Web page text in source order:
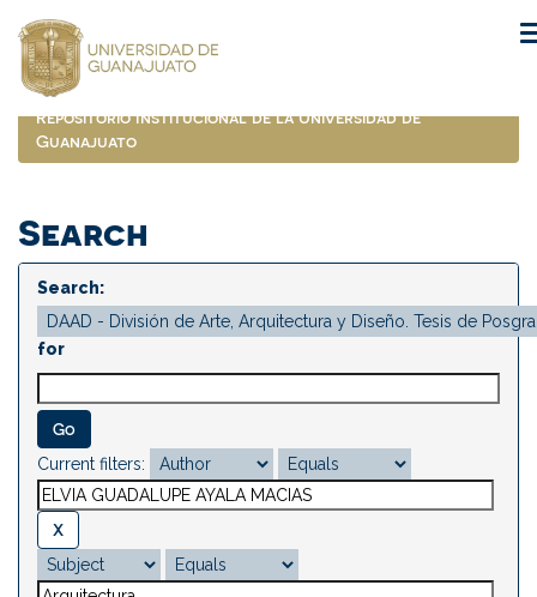
navigation
Repositorio Institucional de la Universidad de
Guanajuato
Search
Search:
for
Current filters: